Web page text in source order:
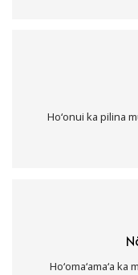
Hoʻonui ka pilina
Hoʻomaʻamaʻa ka